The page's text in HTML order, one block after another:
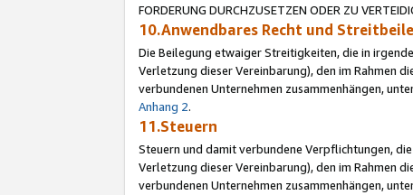
FORDERUNG DURCHZUSETZEN ODER ZU
10.Anwendbares Recht und
Die Beilegung etwaiger Streitigkeiten, die in
Verletzung dieser Vereinbarung), den im Rahmen
verbundenen Unternehmen zusammenhängen,
Anhang 2.
11.Steuern
Steuern und damit verbundene Verpflichtungen,
Verletzung dieser Vereinbarung), den im Rahmen
verbundenen Unternehmen zusammenhängen,